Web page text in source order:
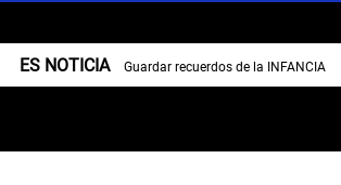
ES NOTICIA Guardar recuerdos de la INFANCIA